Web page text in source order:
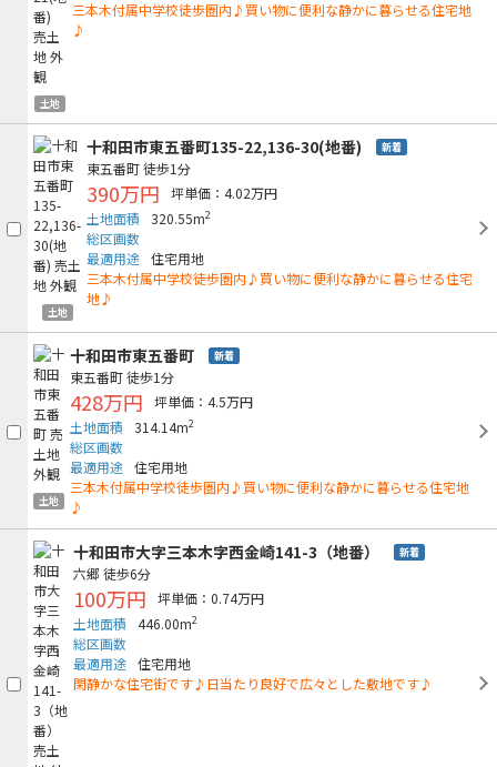
土地
三本木付属中学校徒歩圏内♪買い物に便利な静かに暮らせる住宅地
♪
土地
十和田市東五番町135-22,136-30(地番) 新着
東五番町徒歩1分
390万円
坪単価：4.02万円
土地面積
320.55m2
総区画数
最適用途 住宅用地
三本木付属中学校徒歩圏内♪買い物に便利な静かに暮らせる住宅
地♪
土地
十和田市東五番町 新着
東五番町徒歩1分
428万円
坪単価：4.5万円
土地面積
314.14m2
総区画数
最適用途 住宅用地
三本木付属中学校徒歩圏内♪買い物に便利な静かに暮らせる住宅地
♪
十和田市大字三本木字西金崎141-3（地番） 新着
六郷 徒歩6分
100万円
坪単価：0.74万円
土地面積
446.00m2
総区画数
最適用途 住宅用地
閑静かな住宅街です♪日当たり良好で広々とした敷地です♪